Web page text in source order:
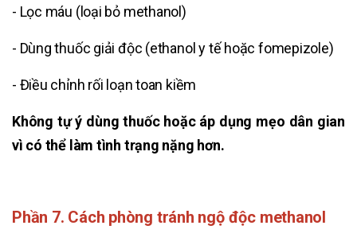
- Lọc máu (loại bỏ methanol)
- Dùng thuốc giải độc (ethanol y tế hoặc fomepizole)
- Điều chỉnh rối loạn toan kiềm
Không tự ý dùng thuốc hoặc áp dụng mẹo dân gian
vì có thể làm tình trạng nặng hơn.
Phần 7. Cách phòng tránh ngộ độc methanol